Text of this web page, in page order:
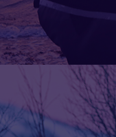
Open
experience
description